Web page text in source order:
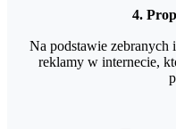
4.
Na podstawie
reklamy w internecie,